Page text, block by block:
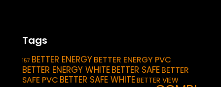
Tags
157 BETTER ENERGYBETTER ENERGY PVC
BETTER ENERGY WHITEBETTER SAFEBETTER
SAFE PVC BETTER SAFE WHITEBETTER VIEW